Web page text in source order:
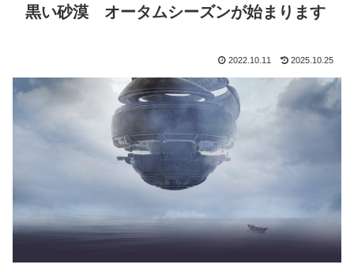
黒い砂漠 オータムシーズンが始まります
2022.10.11 2025.10.25